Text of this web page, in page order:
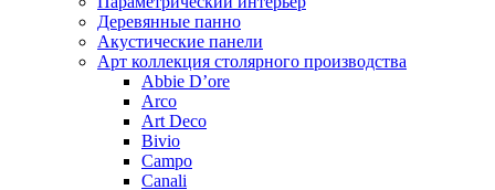
Деревянные панно
Акустические панели
Арт коллекция столярного производства
Abbie D’ore
Arco
Art Deco
Bivio
Campo
Canali